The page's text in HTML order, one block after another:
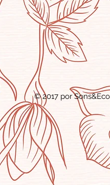
© 2017 por